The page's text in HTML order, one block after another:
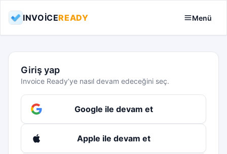
INVOICEREADY Menü
Giriş yap
Invoice Ready’ye nasıl devam edeceğini seç.
Google ile devam et
Apple ile devam et